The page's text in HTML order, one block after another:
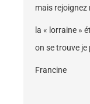
mais rejoignez
la « lorraine »
on se trouve
Francine